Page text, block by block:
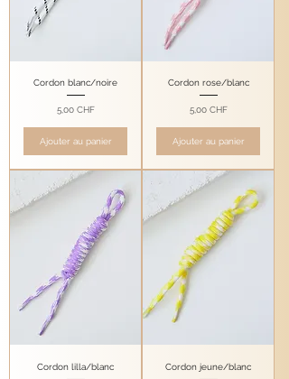
Cordon blanc/noire
Prix
5,00 CHF
Ajouter au panier
Cordon rose/blanc
Prix
5,00 CHF
Ajouter au panier
Cordon lilla/blanc Cordon jeune/blanc